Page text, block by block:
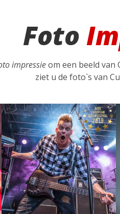
Foto
impressieom een beeld van
ziet u de foto`s van